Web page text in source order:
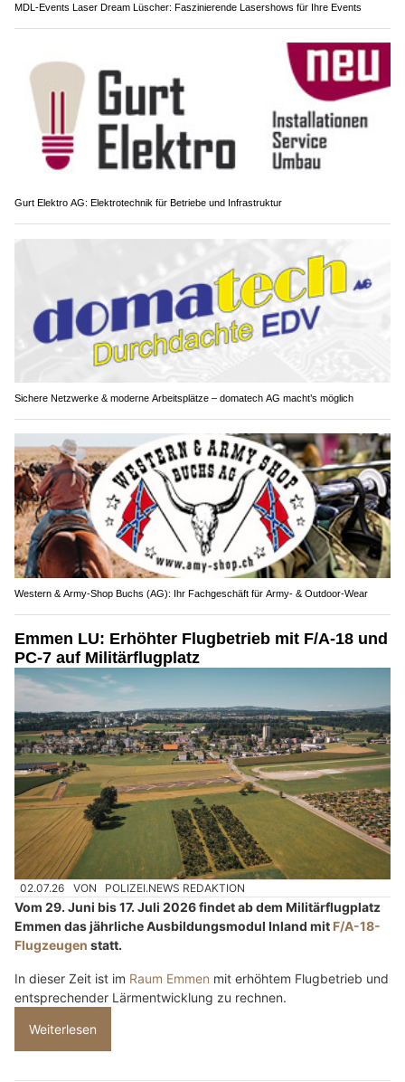
MDL-Events Laser Dream Lüscher: Faszinierende Lasershows für Ihre Events
Gurt Elektro AG: Elektrotechnik für Betriebe und Infrastruktur
Sichere Netzwerke & moderne Arbeitsplätze – domatech AG macht’s möglich
Western & Army-Shop Buchs (AG): Ihr Fachgeschäft für Army- & Outdoor-Wear
Emmen LU: Erhöhter Flugbetrieb mit F/A-18 und
PC-7 auf Militärflugplatz
02.07.26 VON POLIZEI.NEWS REDAKTION
Vom 29. Juni bis 17. Juli 2026 findet ab dem Militärflugplatz
Emmen das jährliche Ausbildungsmodul Inland mit F/A-18-
Flugzeugen statt.
In dieser Zeit ist im Raum Emmen mit erhöhtem Flugbetrieb und
entsprechender Lärmentwicklung zu rechnen.
Weiterlesen